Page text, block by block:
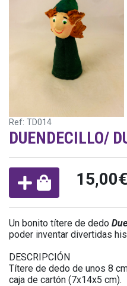
Ref: TD014
DUENDECILLO/
15,00€
Un bonito títere de dedo
poder inventar divertidas
DESCRIPCIÓN
Títere de dedo de unos 8
caja de cartón (7x14x5 cm).